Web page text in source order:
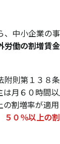
中小企業の事
労働の割増賃
附則第１３８
は月６０時間
の割増率が適
５０％以上の